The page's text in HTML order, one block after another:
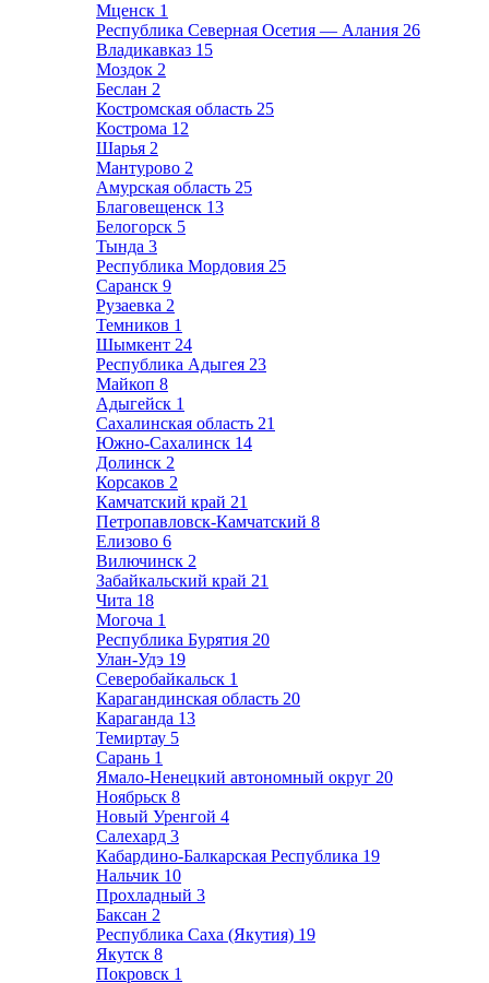
Мценск 1
Республика Северная Осетия — Алания 26
Владикавказ 15
Моздок 2
Беслан 2
Костромская область 25
Кострома 12
Шарья 2
Мантурово 2
Амурская область 25
Благовещенск 13
Белогорск 5
Тында 3
Республика Мордовия 25
Саранск 9
Рузаевка 2
Темников 1
Шымкент 24
Республика Адыгея 23
Майкоп 8
Адыгейск 1
Сахалинская область 21
Южно-Сахалинск 14
Долинск 2
Корсаков 2
Камчатский край 21
Петропавловск-Камчатский 8
Елизово 6
Вилючинск 2
Забайкальский край 21
Чита 18
Могоча 1
Республика Бурятия 20
Улан-Удэ 19
Северобайкальск 1
Карагандинская область 20
Караганда 13
Темиртау 5
Сарань 1
Ямало-Ненецкий автономный округ 20
Ноябрьск 8
Новый Уренгой 4
Салехард 3
Кабардино-Балкарская Республика 19
Нальчик 10
Прохладный 3
Баксан 2
Республика Саха (Якутия) 19
Якутск 8
Покровск 1